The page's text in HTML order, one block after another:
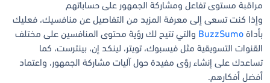
مراقبة مستوى تفاعل ومشاركة الجمهور على حساباتهم
وإذا كنت تسعى إلى معرفة المزيد من التفاصيل عن منافسيك، فعليك
بأداة BuzzSumo والتي تتيح لك رؤية محتوى المنافسين على مختلف
القنوات التسويقية مثل فيسبوك، تويتر، لينكد إن، بينترست، كما
تساعدك على إنشاء رؤى مفيدة حول آليات مشاركة الجمهور، واعتماد
أفضل أفكارهم.